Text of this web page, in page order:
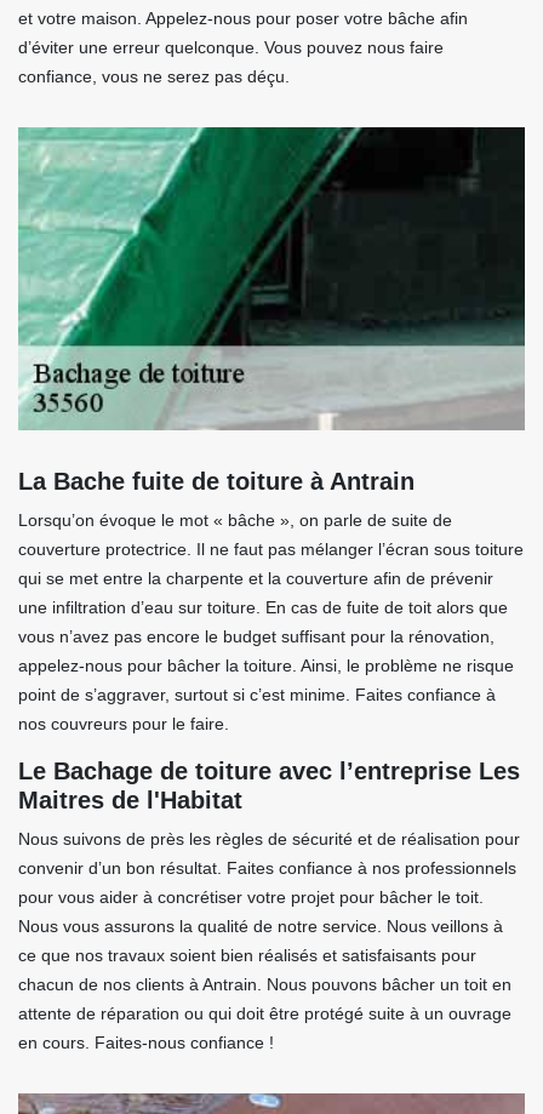
et votre maison. Appelez-nous pour poser votre bâche afin
d’éviter une erreur quelconque. Vous pouvez nous faire
confiance, vous ne serez pas déçu.
La Bache fuite de toiture à Antrain
Lorsqu’on évoque le mot « bâche », on parle de suite de
couverture protectrice. Il ne faut pas mélanger l’écran sous toiture
qui se met entre la charpente et la couverture afin de prévenir
une infiltration d’eau sur toiture. En cas de fuite de toit alors que
vous n’avez pas encore le budget suffisant pour la rénovation,
appelez-nous pour bâcher la toiture. Ainsi, le problème ne risque
point de s’aggraver, surtout si c’est minime. Faites confiance à
nos couvreurs pour le faire.
Le Bachage de toiture avec l’entreprise Les
Maitres de l'Habitat
Nous suivons de près les règles de sécurité et de réalisation pour
convenir d’un bon résultat. Faites confiance à nos professionnels
pour vous aider à concrétiser votre projet pour bâcher le toit.
Nous vous assurons la qualité de notre service. Nous veillons à
ce que nos travaux soient bien réalisés et satisfaisants pour
chacun de nos clients à Antrain. Nous pouvons bâcher un toit en
attente de réparation ou qui doit être protégé suite à un ouvrage
en cours. Faites-nous confiance !